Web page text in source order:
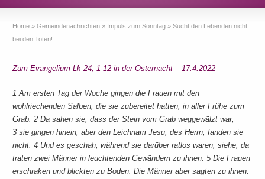
Home » Gemeindenachrichten » Impuls zum Sonntag » Sucht den Lebenden nicht
bei den Toten!
Zum Evangelium Lk 24, 1-12 in der Osternacht – 17.4.2022
1 Am ersten Tag der Woche gingen die Frauen mit den
wohlriechenden Salben, die sie zubereitet hatten, in aller Frühe zum
Grab. 2 Da sahen sie, dass der Stein vom Grab weggewälzt war;
3 sie gingen hinein, aber den Leichnam Jesu, des Herrn, fanden sie
nicht. 4 Und es geschah, während sie darüber ratlos waren, siehe, da
traten zwei Männer in leuchtenden Gewändern zu ihnen. 5 Die Frauen
erschraken und blickten zu Boden. Die Männer aber sagten zu ihnen: